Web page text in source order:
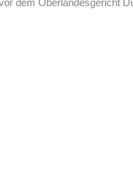
dem Oberlandesgericht